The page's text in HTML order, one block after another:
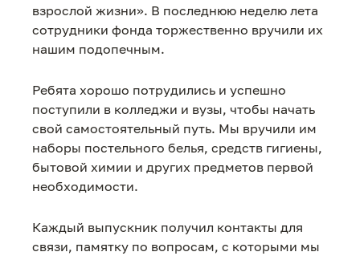
взрослой жизни». В последнюю неделю лета
сотрудники фонда торжественно вручили их
нашим подопечным.
Ребята хорошо потрудились и успешно
поступили в колледжи и вузы, чтобы начать
свой самостоятельный путь. Мы вручили им
наборы постельного белья, средств гигиены,
бытовой химии и других предметов первой
необходимости.
Каждый выпускник получил контакты для
связи, памятку по вопросам, с которыми мы